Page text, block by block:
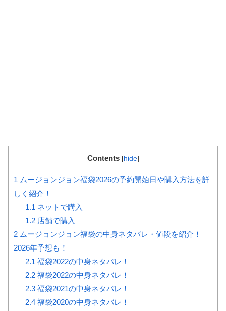
Contents [hide]
1 ムージョンジョン福袋2026の予約開始日や購入方法を詳
しく紹介！
1.1 ネットで購入
1.2店舗で購入
2 ムージョンジョン福袋の中身ネタバレ・値段を紹介！
2026年予想も！
2.1 福袋2022の中身ネタバレ！
2.2福袋2022の中身ネタバレ！
2.3福袋2021の中身ネタバレ！
2.4福袋2020の中身ネタバレ！